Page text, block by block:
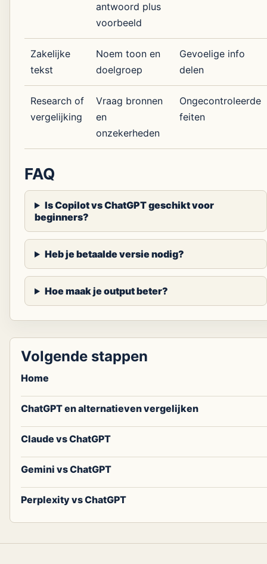
antwoord plus
voorbeeld
Zakelijke
tekst
Noem toon en
doelgroep
Gevoelige info
delen
Research of
vergelijking
Vraag bronnen
en
onzekerheden
Ongecontroleerde
feiten
FAQ
Is Copilot vs ChatGPT geschikt voor
beginners?
Heb je betaalde versie nodig?
Hoe maak je output beter?
Volgende stappen
Home
ChatGPT en alternatieven vergelijken
Claude vs ChatGPT
Gemini vs ChatGPT
Perplexity vs ChatGPT